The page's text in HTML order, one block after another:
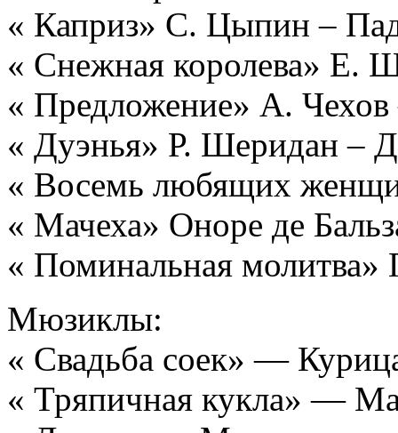
« Каприз» С. Цыпин –
« Снежная королева» Е.
« Предложение» А. Чехов
« Дуэнья» Р. Шеридан –
« Восемь любящих
« Мачеха» Оноре де
« Поминальная молитва»
Мюзиклы:
« Свадьба соек» —
« Тряпичная кукла» —